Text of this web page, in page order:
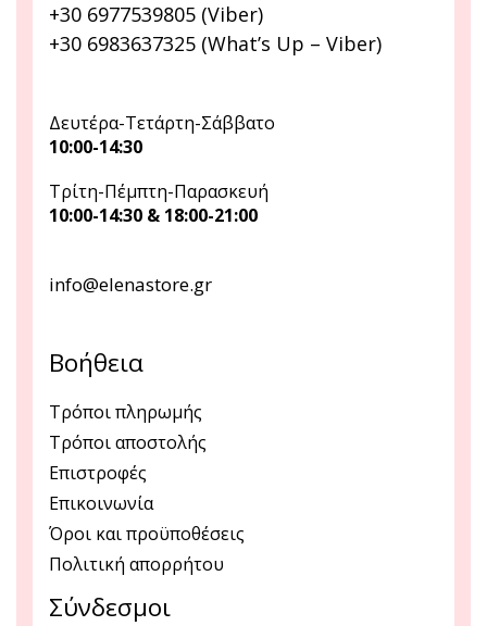
+30 6977539805 (Viber)
+30 6983637325 (What’s Up – Viber)
Δευτέρα-Τετάρτη-Σάββατο
10:00-14:30
Τρίτη-Πέμπτη-Παρασκευή
10:00-14:30 & 18:00-21:00
info@elenastore.gr
Βοήθεια
Τρόποι πληρωμής
Τρόποι αποστολής
Επιστροφές
Επικοινωνία
Όροι και προϋποθέσεις
Πολιτική απορρήτου
Σύνδεσμοι